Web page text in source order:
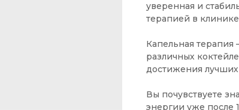
уверенная и
терапией в
Капельная
различных
достижения лучших
Вы почувствуете
энергии уже после